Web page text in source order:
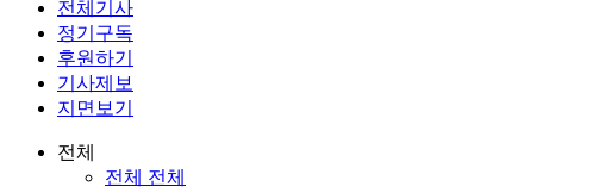
전체기사
정기구독
후원하기
기사제보
지면보기
전체
전체 전체